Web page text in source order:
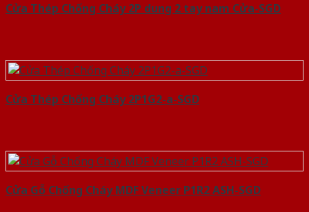
Cửa Thép Chống Cháy 2P dung 2 tay nam Cửa-SGD
Cửa Thép Chống Cháy 2P1G2-a-SGD
Cửa Gỗ Chống Cháy MDF Veneer P1R2 ASH-SGD